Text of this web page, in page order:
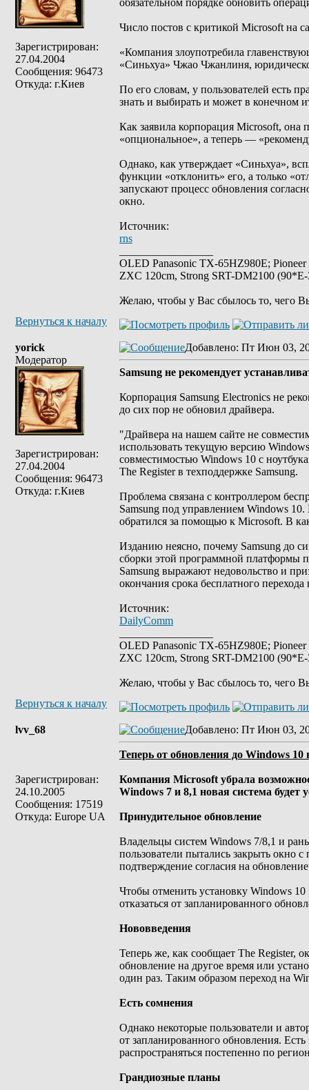
Зарегистрирован:
27.04.2004
Сообщения: 96473
Откуда: г.Киев
обязательном порядке обновить
Число постов с критикой Microsoft на
«Компания злоупотребила
«Синьхуа» Чжао Чжанлиня,
По его словам, у пользователей есть
знать и выбирать и может в конечном
Как заявила корпорация Microsoft, она
«опциональное», а теперь —
Однако, как утверждает «Синьхуа»,
функции «отклонить» его, а только
запускают процесс обновления
окно.
Источник:
rns
OLED Panasonic TX-65HZ980E;
ZXC 120cm, Strong SRT-DM2100
Желаю, чтобы у Вас сбылось то, чего
Вернуться к началу
yorick
Модератор
Зарегистрирован:
27.04.2004
Сообщения: 96473
Откуда: г.Киев
Добавлено: Пт Июн 03,
Samsung не рекомендует
Корпорация Samsung Electronics не
до сих пор не обновил драйвера.
"Драйвера на нашем сайте не
использовать текущую версию
совместимостью Windows 10 с
The Register в техподдержке Samsung.
Проблема связана с контроллером
Samsung под управлением Windows
обратился за помощью к Microsoft. В
Изданию неясно, почему Samsung до
сборки этой программной платформы
Samsung выражают недовольство и
окончания срока бесплатного
Источник:
DailyComm
OLED Panasonic TX-65HZ980E;
ZXC 120cm, Strong SRT-DM2100
Желаю, чтобы у Вас сбылось то, чего
Вернуться к началу
lvv_68
Зарегистрирован:
24.10.2005
Сообщения: 17519
Откуда: Europe UA
Добавлено: Пт Июн 03,
Теперь от обновления до Windows 10
Компания Microsoft убрала
Windows 7 и 8,1 новая система будет
Принудительное обновление
Владельцы систем Windows 7/8,1 и
пользователи пытались закрыть окно
подтверждение согласия на
Чтобы отменить установку Windows
отказаться от запланированного
Нововведения
Теперь же, как сообщает The Register,
обновление на другое время или
один раз. Таким образом переход на
Есть сомнения
Однако некоторые пользователи и
от запланированного обновления.
распространяться постепенно по
Грандиозные планы